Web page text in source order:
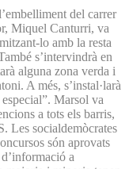
del carrer
Miquel Canturri, va
lo amb la resta
s’intervindrà en
alguna zona verda i
A més, s’instal·larà
Marsol va
a tots els barris,
Les socialdemòcrates
són aprovats
a